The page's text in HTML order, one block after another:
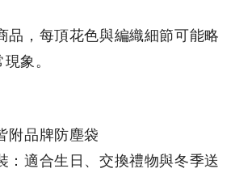
品，每頂花色與編織細節可能略
現象。
附品牌防塵袋
：適合生日、交換禮物與冬季送